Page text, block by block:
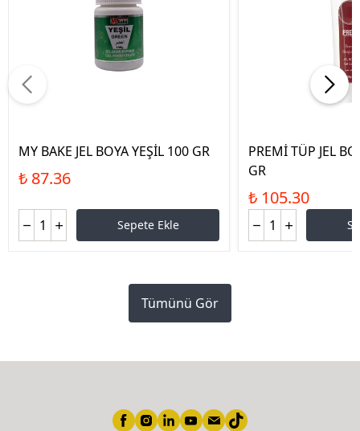
MY BAKE JEL BOYA YEŞİL 100 GR
₺ 87.36
Sepete Ekle
PREMİ TÜP JEL
GR
₺ 105.30
Tümünü Gör